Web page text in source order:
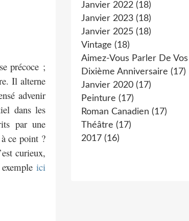
précoce ;
Il alterne
advenir
dans les
par une
ce point ?
curieux,
ici
Janvier 2022 (18)
Janvier 2023 (18)
Janvier 2025 (18)
Vintage (18)
Aimez-Vous Parler De
Dixième Anniversaire (17)
Janvier 2020 (17)
Peinture (17)
Roman Canadien (17)
Théâtre (17)
2017 (16)